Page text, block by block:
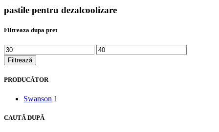
pastile pentru dezalcoolizare
Filtreaza dupa pret
Filtrează
PRODUCĂTOR
Swanson 1
CAUTĂ DUPĂ